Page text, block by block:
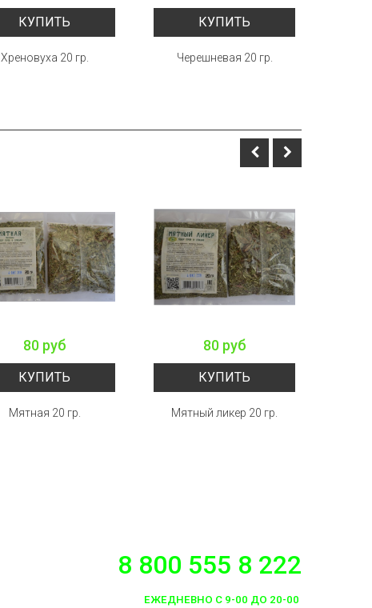
КУПИТЬ
Хреновуха 20 гр.
КУПИТЬ
Черешневая 20 гр.
80 руб
КУПИТЬ
Мятная 20 гр.
80 руб
КУПИТЬ
Мятный ликер 20 гр.
8 800 555 8 222
ЕЖЕДНЕВНО С 9-00 ДО 20-00